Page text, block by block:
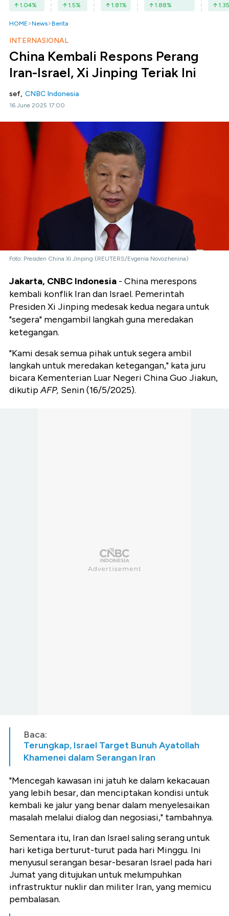
1.04% 1.5% 1.81% 1.88% 1.35
HOME News Berita
INTERNASIONAL
China Kembali Respons Perang
Iran-Israel, Xi Jinping Teriak Ini
sef, CNBC Indonesia
16 June 2025 17:00
Foto: Presiden China Xi Jinping (REUTERS/Evgenia Novozhenina)
Jakarta, CNBC Indonesia - China merespons
kembali konflik Iran dan Israel. Pemerintah
Presiden Xi Jinping medesak kedua negara untuk
"segera" mengambil langkah guna meredakan
ketegangan.
"Kami desak semua pihak untuk segera ambil
langkah untuk meredakan ketegangan," kata juru
bicara Kementerian Luar Negeri China Guo Jiakun,
dikutipAFP, Senin (16/5/2025).
Baca:
Terungkap, Israel Target Bunuh Ayatollah
Khamenei dalam Serangan Iran
"Mencegah kawasan ini jatuh ke dalam kekacauan
yang lebih besar, dan menciptakan kondisi untuk
kembali ke jalur yang benar dalam menyelesaikan
masalah melalui dialog dan negosiasi," tambahnya.
Sementara itu, Iran dan Israel saling serang untuk
hari ketiga berturut-turut pada hari Minggu. Ini
menyusul serangan besar-besaran Israel pada hari
Jumat yang ditujukan untuk melumpuhkan
infrastruktur nuklir dan militer Iran, yang memicu
pembalasan.